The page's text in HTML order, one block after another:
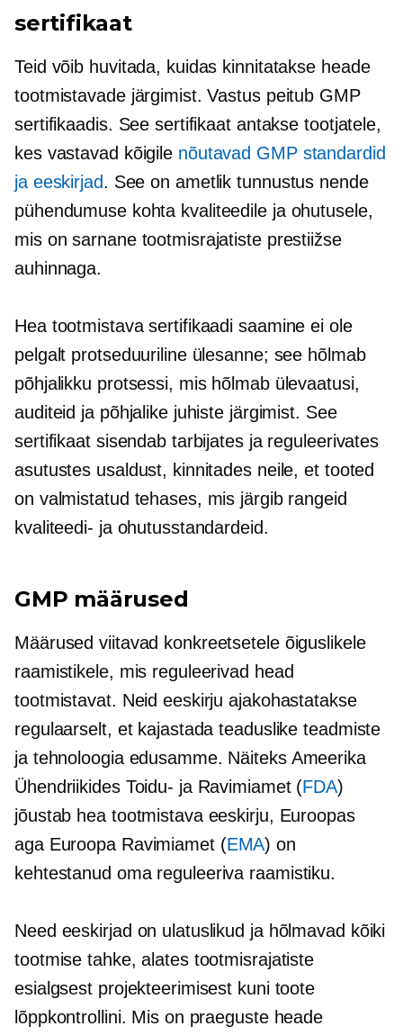
sertifikaat
Teid võib huvitada, kuidas kinnitatakse heade
tootmistavade järgimist. Vastus peitub GMP
sertifikaadis. See sertifikaat antakse tootjatele,
kes vastavad kõigile nõutavad GMP standardid
ja eeskirjad. See on ametlik tunnustus nende
pühendumuse kohta kvaliteedile ja ohutusele,
mis on sarnane tootmisrajatiste prestiižse
auhinnaga.
Hea tootmistava sertifikaadi saamine ei ole
pelgalt protseduuriline ülesanne; see hõlmab
põhjalikku protsessi, mis hõlmab ülevaatusi,
auditeid ja põhjalike juhiste järgimist. See
sertifikaat sisendab tarbijates ja reguleerivates
asutustes usaldust, kinnitades neile, et tooted
on valmistatud tehases, mis järgib rangeid
kvaliteedi- ja ohutusstandardeid.
GMP määrused
Määrused viitavad konkreetsetele õiguslikele
raamistikele, mis reguleerivad head
tootmistavat. Neid eeskirju ajakohastatakse
regulaarselt, et kajastada teaduslike teadmiste
ja tehnoloogia edusamme. Näiteks Ameerika
Ühendriikides Toidu- ja Ravimiamet (FDA)
jõustab hea tootmistava eeskirju, Euroopas
aga Euroopa Ravimiamet (EMA) on
kehtestanud oma reguleeriva raamistiku.
Need eeskirjad on ulatuslikud ja hõlmavad kõiki
tootmise tahke, alates tootmisrajatiste
esialgsest projekteerimisest kuni toote
lõppkontrollini. Mis on praeguste heade